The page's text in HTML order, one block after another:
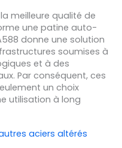
meilleure qualité de
une patine auto-
donne une solution
soumises à
et à des
Par conséquent, ces
un choix
utilisation à long
aciers altérés